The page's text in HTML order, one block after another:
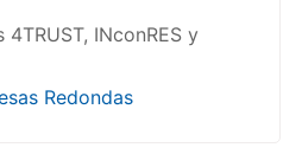
INconRES y
Redondas